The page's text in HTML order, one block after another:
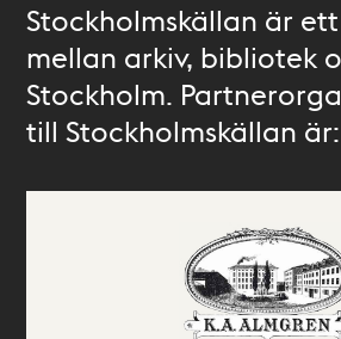
Stockholmskällan är
mellan arkiv, bibliotek
Stockholm.
till Stockholmskällan är: